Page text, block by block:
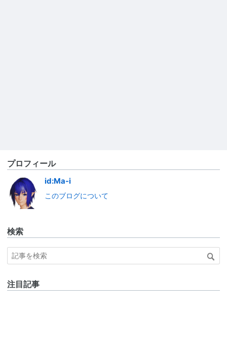
プロフィール
id:Ma-i
このブログについて
検索
注目記事